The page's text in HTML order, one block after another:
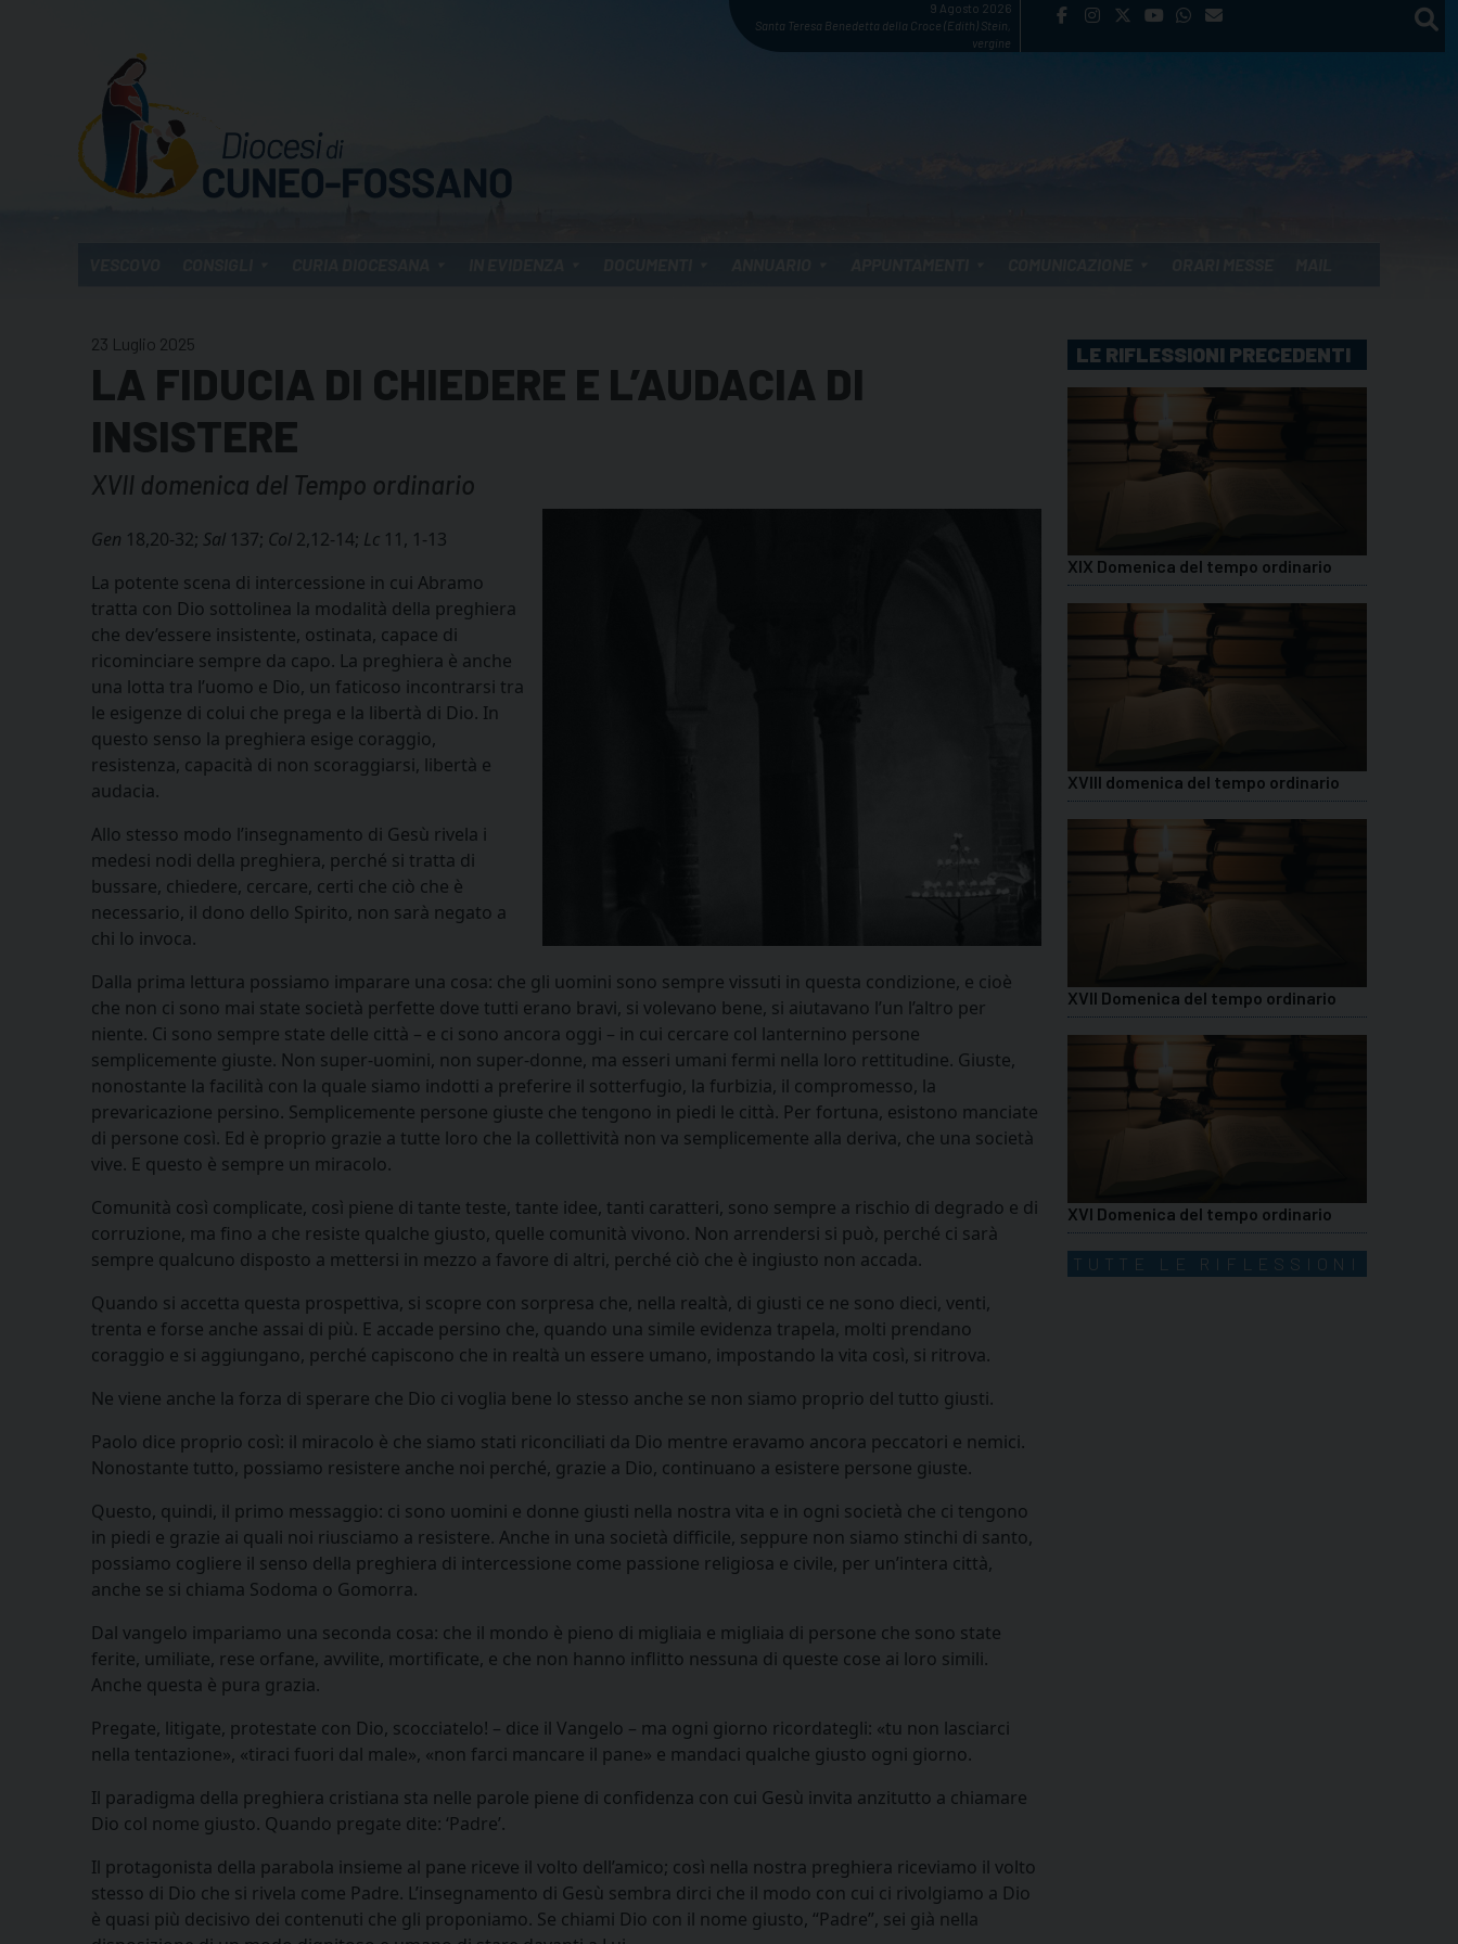
9 Agosto 2026
Santa Teresa Benedetta della Croce (Edith) Stein,
vergine
23 Luglio 2025
LA FIDUCIA DI CHIEDERE E L’AUDACIA DI
INSISTERE
XVII domenica del Tempo ordinario
Gen 18,20-32; Sal 137; Col 2,12-14; Lc 11, 1-13
La potente scena di intercessione in cui Abramo
tratta con Dio sottolinea la modalità della preghiera
che dev’essere insistente, ostinata, capace di
ricominciare sempre da capo. La preghiera è anche
una lotta tra l’uomo e Dio, un faticoso incontrarsi tra
le esigenze di colui che prega e la libertà di Dio. In
questo senso la preghiera esige coraggio,
resistenza, capacità di non scoraggiarsi, libertà e
audacia.
Allo stesso modo l’insegnamento di Gesù rivela i
medesi nodi della preghiera, perché si tratta di
bussare, chiedere, cercare, certi che ciò che è
necessario, il dono dello Spirito, non sarà negato a
chi lo invoca.
Dalla prima lettura possiamo imparare una cosa: che gli uomini sono sempre vissuti in questa condizione, e cioè
che non ci sono mai state società perfette dove tutti erano bravi, si volevano bene, si aiutavano l’un l’altro per
niente. Ci sono sempre state delle città – e ci sono ancora oggi – in cui cercare col lanternino persone
semplicemente giuste. Non super-uomini, non super-donne, ma esseri umani fermi nella loro rettitudine. Giuste,
nonostante la facilità con la quale siamo indotti a preferire il sotterfugio, la furbizia, il compromesso, la
prevaricazione persino. Semplicemente persone giuste che tengono in piedi le città. Per fortuna, esistono manciate
di persone così. Ed è proprio grazie a tutte loro che la collettività non va semplicemente alla deriva, che una società
vive. E questo è sempre un miracolo.
Comunità così complicate, così piene di tante teste, tante idee, tanti caratteri, sono sempre a rischio di degrado e di
corruzione, ma fino a che resiste qualche giusto, quelle comunità vivono. Non arrendersi si può, perché ci sarà
sempre qualcuno disposto a mettersi in mezzo a favore di altri, perché ciò che è ingiusto non accada.
Quando si accetta questa prospettiva, si scopre con sorpresa che, nella realtà, di giusti ce ne sono dieci, venti,
trenta e forse anche assai di più. E accade persino che, quando una simile evidenza trapela, molti prendano
coraggio e si aggiungano, perché capiscono che in realtà un essere umano, impostando la vita così, si ritrova.
Ne viene anche la forza di sperare che Dio ci voglia bene lo stesso anche se non siamo proprio del tutto giusti.
Paolo dice proprio così: il miracolo è che siamo stati riconciliati da Dio mentre eravamo ancora peccatori e nemici.
Nonostante tutto, possiamo resistere anche noi perché, grazie a Dio, continuano a esistere persone giuste.
Questo, quindi, il primo messaggio: ci sono uomini e donne giusti nella nostra vita e in ogni società che ci tengono
in piedi e grazie ai quali noi riusciamo a resistere. Anche in una società difficile, seppure non siamo stinchi di santo,
possiamo cogliere il senso della preghiera di intercessione come passione religiosa e civile, per un’intera città,
anche se si chiama Sodoma o Gomorra.
Dal vangelo impariamo una seconda cosa: che il mondo è pieno di migliaia e migliaia di persone che sono state
ferite, umiliate, rese orfane, avvilite, mortificate, e che non hanno inflitto nessuna di queste cose ai loro simili.
Anche questa è pura grazia.
Pregate, litigate, protestate con Dio, scocciatelo! – dice il Vangelo – ma ogni giorno ricordategli: «tu non lasciarci
nella tentazione», «tiraci fuori dal male», «non farci mancare il pane» e mandaci qualche giusto ogni giorno.
Il paradigma della preghiera cristiana sta nelle parole piene di confidenza con cui Gesù invita anzitutto a chiamare
Dio col nome giusto. Quando pregate dite: ‘Padre’.
Il protagonista della parabola insieme al pane riceve il volto dell’amico; così nella nostra preghiera riceviamo il volto
stesso di Dio che si rivela come Padre. L’insegnamento di Gesù sembra dirci che il modo con cui ci rivolgiamo a Dio
è quasi più decisivo dei contenuti che gli proponiamo. Se chiami Dio con il nome giusto, “Padre”, sei già nella
LE RIFLESSIONI PRECEDENTI
XIX Domenica del tempo ordinario
XVIII domenica del tempo ordinario
XVII Domenica del tempo ordinario
XVI Domenica del tempo ordinario
TUTTE LE RIFLESSIONI